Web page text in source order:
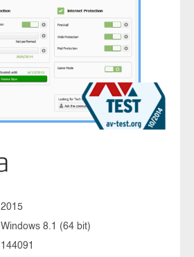
2015
Windows 8.1 (64 bit)
144091